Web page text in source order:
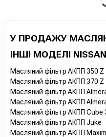
У ПРОДАЖУ
ІНШІ МОДЕЛІ NISSAN
Масляний фільтр АКПП 350 Z
Масляний фільтр АКПП 370 Z
Масляний фільтр АКПП
Масляний фільтр АКПП
Масляний фільтр АКПП Cube
Масляний фільтр АКПП Juke
Масляний фільтр АКПП